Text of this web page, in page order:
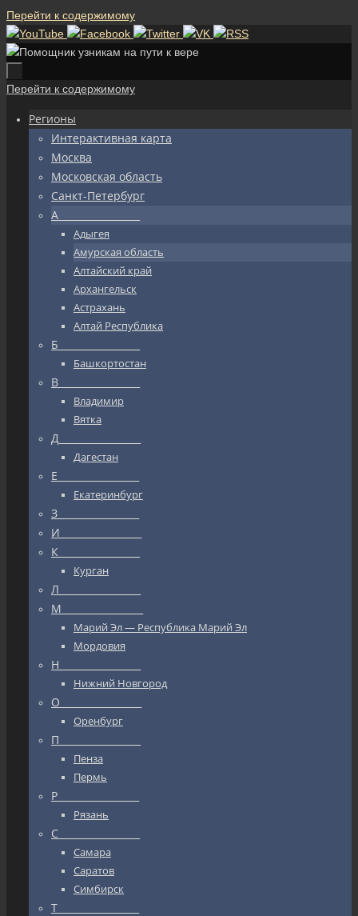
Перейти к содержимому
Перейти к содержимому
Регионы
Интерактивная карта
Москва
Московская область
Санкт-Петербург
А_________________
Адыгея
Амурская область
Алтайский край
Архангельск
Астрахань
Алтай Республика
Б_________________
Башкортостан
В_________________
Владимир
Вятка
Д_________________
Дагестан
Е_________________
Екатеринбург
З_________________
И_________________
К_________________
Курган
Л_________________
М_________________
Марий Эл — Республика Марий Эл
Мордовия
Н_________________
Нижний Новгород
О_________________
Оренбург
П_________________
Пенза
Пермь
Р_________________
Рязань
С_________________
Самара
Саратов
Симбирск
Т_________________